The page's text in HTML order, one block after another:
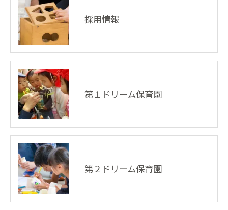
採用情報
第１ドリーム保育園
第２ドリーム保育園